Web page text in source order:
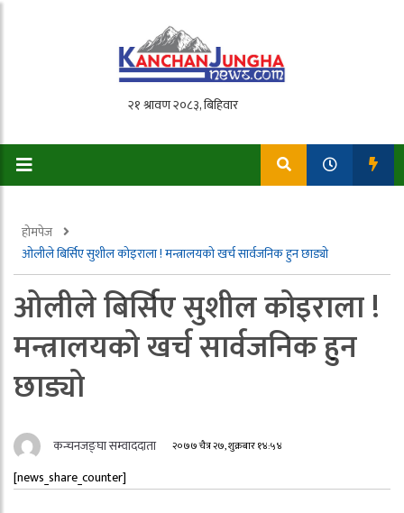
होमपेज
ओलीले बिर्सिए सुशील कोइराला ! मन्त्रालयको खर्च सार्वजनिक हुन छाड्यो
ओलीले बिर्सिए सुशील कोइराला !
मन्त्रालयको खर्च सार्वजनिक हुन
छाड्यो
कन्चनजङ्घा सम्वाददाता २०७७ चैत्र २७, शुक्रबार १४:५४
[news_share_counter]